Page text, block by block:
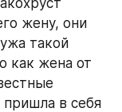
жену, они
такой
как жена от
пришла в себя